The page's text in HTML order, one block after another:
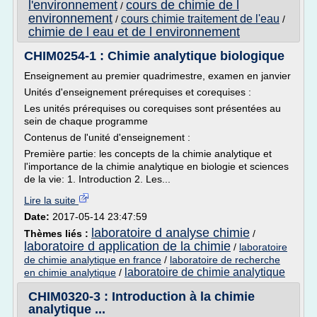
l'environnement / cours de chimie de l
environnement / cours chimie traitement de l'eau /
chimie de l eau et de l environnement
CHIM0254-1 : Chimie analytique biologique
Enseignement au premier quadrimestre, examen en janvier
Unités d'enseignement prérequises et corequises :
Les unités prérequises ou corequises sont présentées au
sein de chaque programme
Contenus de l'unité d'enseignement :
Première partie: les concepts de la chimie analytique et
l'importance de la chimie analytique en biologie et sciences
de la vie: 1. Introduction 2. Les...
Lire la suite
Date: 2017-05-14 23:47:59
Thèmes liés : laboratoire d analyse chimie /
laboratoire d application de la chimie / laboratoire
de chimie analytique en france / laboratoire de recherche
en chimie analytique / laboratoire de chimie analytique
CHIM0320-3 : Introduction à la chimie
analytique ...